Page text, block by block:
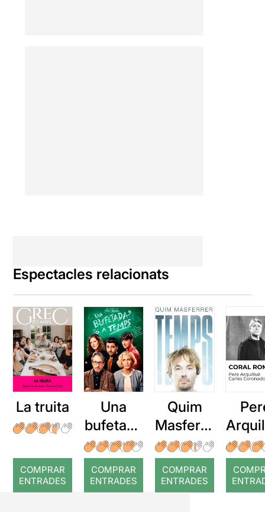
Espectacles relacionats
La truita
COMPRAR
ENTRADES
Una
bufetada
a temps
COMPRAR
ENTRADES
Quim
Masferre
r: Temps
COMPRAR
ENTRADES
: